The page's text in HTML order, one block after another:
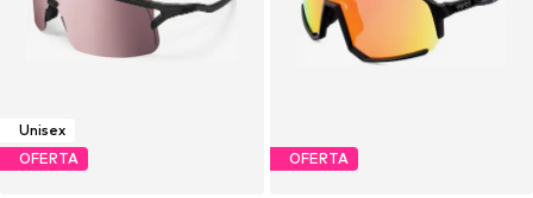
Unisex
OFERTA
OFERTA